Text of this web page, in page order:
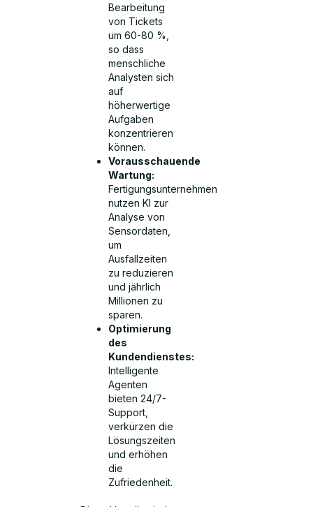
Bearbeitung
von Tickets
um 60-80 %,
so dass
menschliche
Analysten sich
auf
höherwertige
Aufgaben
konzentrieren
können.
Vorausschauende
Wartung:
Fertigungsunternehmen
nutzen KI zur
Analyse von
Sensordaten,
um
Ausfallzeiten
zu reduzieren
und jährlich
Millionen zu
sparen.
Optimierung
des
Kundendienstes:
Intelligente
Agenten
bieten 24/7-
Support,
verkürzen die
Lösungszeiten
und erhöhen
die
Zufriedenheit.